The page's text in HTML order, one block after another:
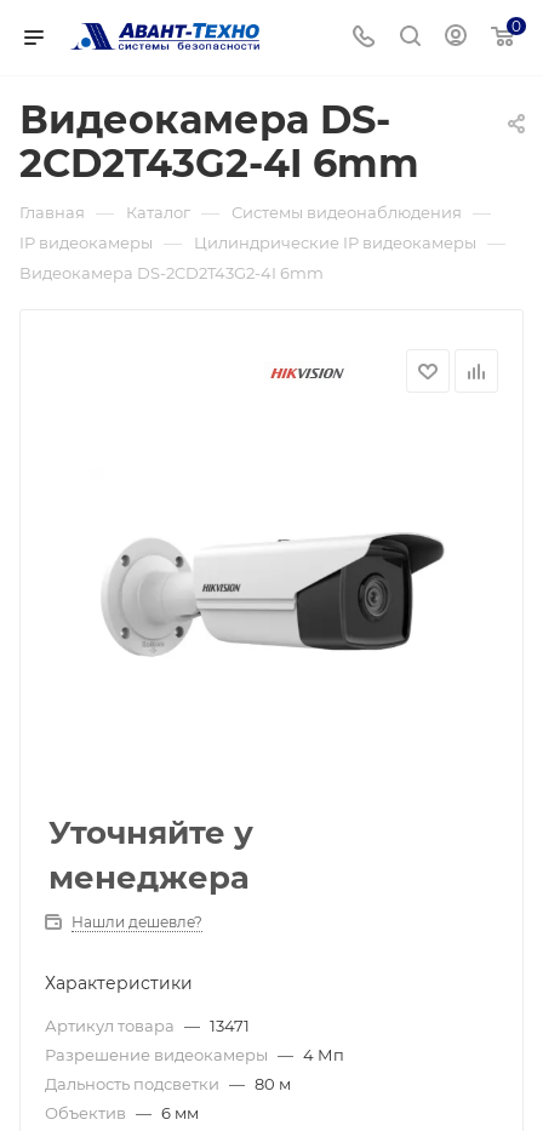
0
Видеокамера DS-
2CD2T43G2-4I 6mm
Главная — Каталог — Системы видеонаблюдения —
IP видеокамеры — Цилиндрические IP видеокамеры —
Видеокамера DS-2CD2T43G2-4I 6mm
Уточняйте у
менеджера
Нашли дешевле?
Характеристики
Артикул товара — 13471
Разрешение видеокамеры — 4 Мп
Дальность подсветки — 80 м
Объектив — 6 мм